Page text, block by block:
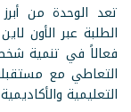
تعد الوحدة من
الطلبة عبر الأون
فعالاً في تنمية
التعاطي مع
التعليمية